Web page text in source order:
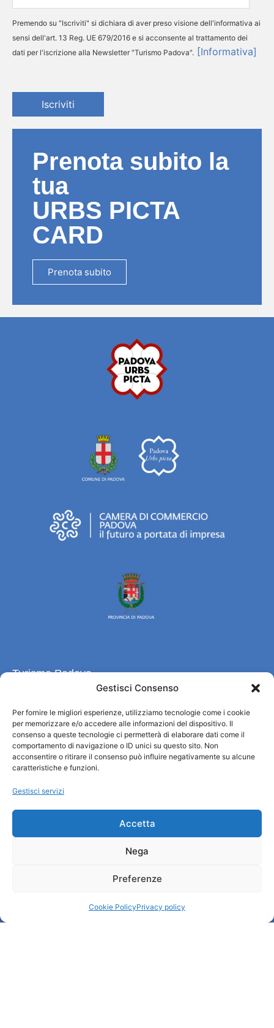
Gestisci Consenso
Per fornire le migliori esperienze, utilizziamo tecnologie come i cookie
per memorizzare e/o accedere alle informazioni del dispositivo. Il
consenso a queste tecnologie ci permetterà di elaborare dati come il
comportamento di navigazione o ID unici su questo sito. Non
acconsentire o ritirare il consenso può influire negativamente su alcune
caratteristiche e funzioni.
Gestisci servizi
Accetta
Nega
Preferenze
Cookie PolicyPrivacy policy
Premendo su "Iscriviti" si dichiara di aver preso visione dell'informativa ai
sensi dell'art. 13 Reg. UE 679/2016 e si acconsente al trattamento dei
dati per l'iscrizione alla Newsletter "Turismo Padova". [Informativa]
Iscriviti
Prenota subito la
tua
URBS PICTA
CARD
Prenota subito
Turismo Padova
Informazioni e Accoglienza Turistica/IAT
Privacy policy
Cookie Policy
Credits
Informazioni